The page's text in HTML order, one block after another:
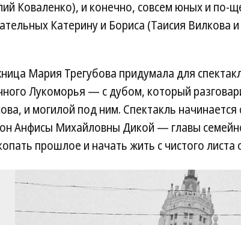
Коваленко), и конечно, совсем юных и по-
Катерину и Бориса (Таисия Вилкова
Мария Трегубова придумала для
Лукоморья — с дубом, который
и могилой под ним. Спектакль
Анфисы Михайловны Дикой — главы
прошлое и начать жить с чистого листа